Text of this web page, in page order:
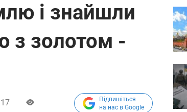
і знайшли
з золотом -
Підпишіться
на нас в Google